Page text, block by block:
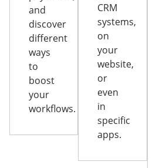
and
discover
different
ways
to
boost
your
workflows.
CRM
systems,
on
your
website,
or
even
in
specific
apps.